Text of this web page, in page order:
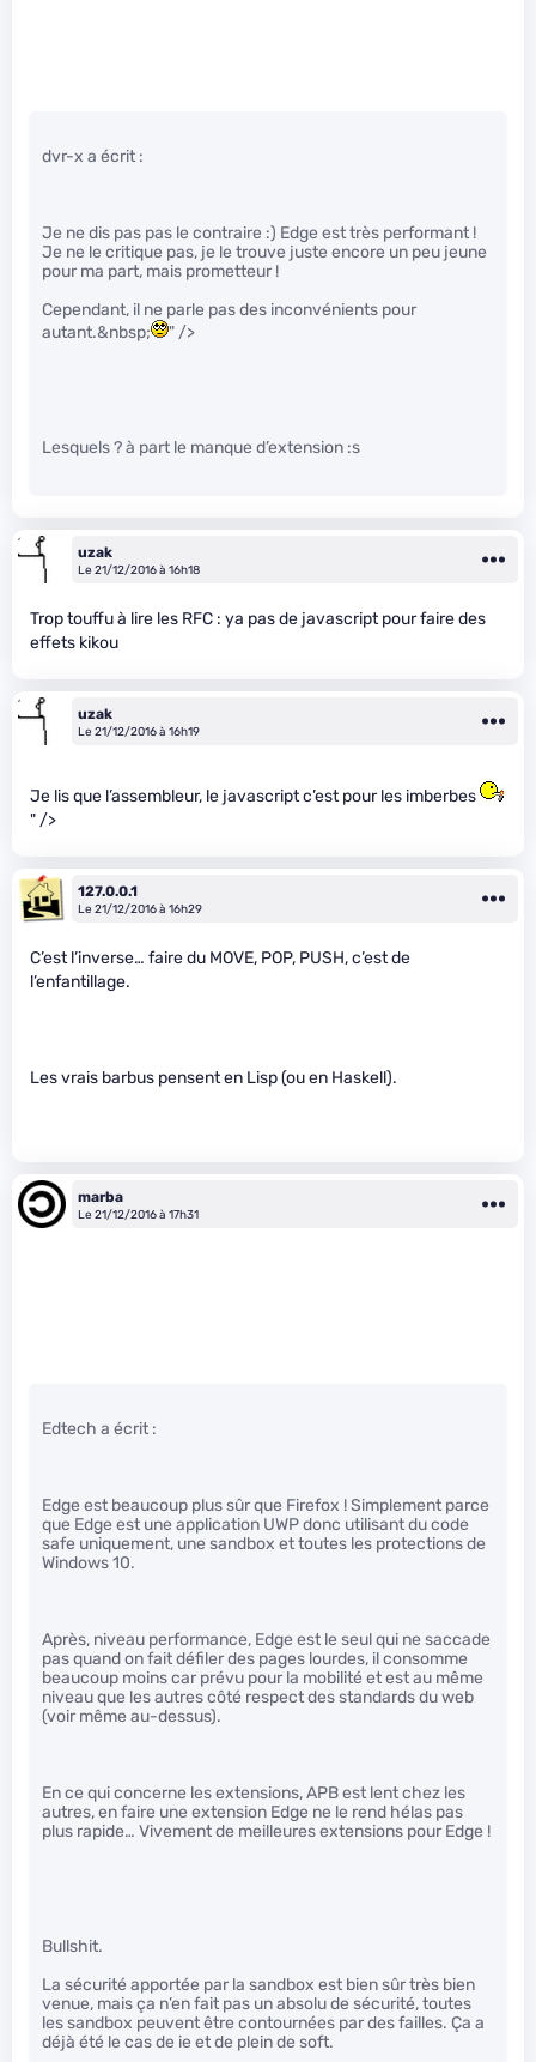
dvr-x a écrit :
Je ne dis pas pas le contraire :) Edge est très performant !
Je ne le critique pas, je le trouve juste encore un peu jeune
pour ma part, mais prometteur !
Cependant, il ne parle pas des inconvénients pour
autant.&nbsp;
" />
Lesquels ? à part le manque d’extension :s
uzak
Le 21/12/2016 à 16h18
Trop touffu à lire les RFC : ya pas de javascript pour faire des
effets kikou
uzak
Le 21/12/2016 à 16h19
Je lis que l’assembleur, le javascript c’est pour les imberbes
" />
127.0.0.1
Le 21/12/2016 à 16h29
C’est l’inverse… faire du MOVE, POP, PUSH, c’est de
l’enfantillage.
Les vrais barbus pensent en Lisp (ou en Haskell).
marba
Le 21/12/2016 à 17h31
Edtech a écrit :
Edge est beaucoup plus sûr que Firefox ! Simplement parce
que Edge est une application UWP donc utilisant du code
safe uniquement, une sandbox et toutes les protections de
Windows 10.
Après, niveau performance, Edge est le seul qui ne saccade
pas quand on fait défiler des pages lourdes, il consomme
beaucoup moins car prévu pour la mobilité et est au même
niveau que les autres côté respect des standards du web
(voir même au-dessus).
En ce qui concerne les extensions, APB est lent chez les
autres, en faire une extension Edge ne le rend hélas pas
plus rapide… Vivement de meilleures extensions pour Edge !
Bullshit.
La sécurité apportée par la sandbox est bien sûr très bien
venue, mais ça n’en fait pas un absolu de sécurité, toutes
les sandbox peuvent être contournées par des failles. Ça a
déjà été le cas de ie et de plein de soft.